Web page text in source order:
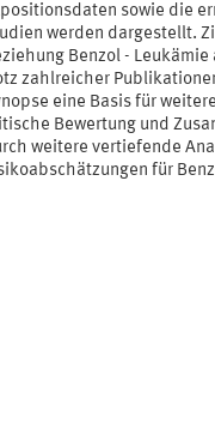
sowie die
werden dargestellt.
Benzol -
zahlreicher
eine Basis für
Bewertung und
weitere vertiefende
für